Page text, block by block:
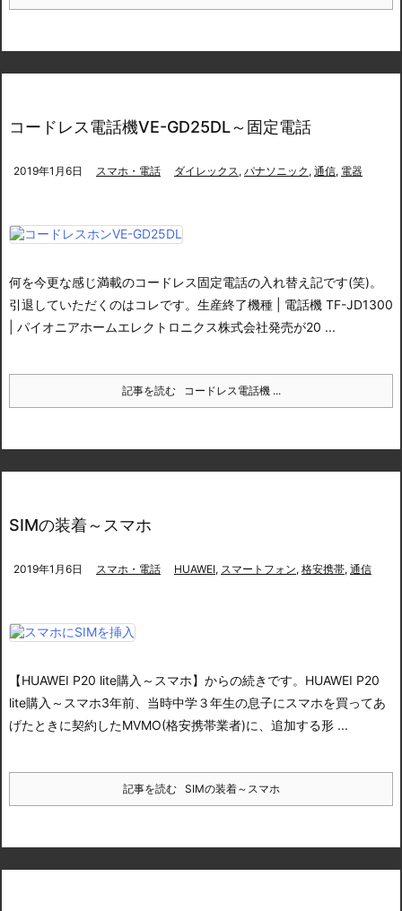
コードレス電話機VE-GD25DL～固定電話
2019年1月6日 スマホ・電話 ダイレックス, パナソニック , 通信, 電器
何を今更な感じ満載のコードレス固定電話の入れ替え記です(笑)。
引退していただくのはコレです。 生産終了機種 | 電話機 TF-JD1300
| パイオニアホームエレクトロニクス株式会社発売が20 ...
記事を読む コードレス電話機 ...
SIMの装着～スマホ
2019年1月6日 スマホ・電話 HUAWEI, スマートフォン, 格安携帯, 通信
【HUAWEI P20 lite購入～スマホ】からの続きです。 HUAWEI P20
lite購入～スマホ3年前、当時中学３年生の息子にスマホを買ってあ
げたときに契約したMVMO(格安携帯業者)に、追加する形 ...
記事を読む SIMの装着～スマホ